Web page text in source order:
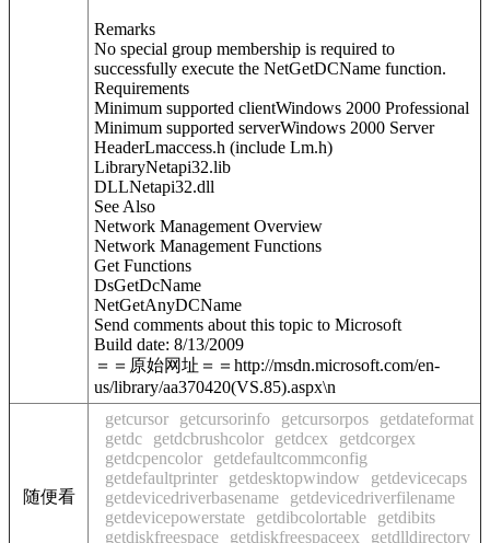
Remarks
No special group membership is required to
successfully execute the NetGetDCName function.
Requirements
Minimum supported clientWindows 2000 Professional
Minimum supported serverWindows 2000 Server
HeaderLmaccess.h (include Lm.h)
LibraryNetapi32.lib
DLLNetapi32.dll
See Also
Network Management Overview
Network Management Functions
Get Functions
DsGetDcName
NetGetAnyDCName
Send comments about this topic to Microsoft
Build date: 8/13/2009
＝＝原始网址＝＝http://msdn.microsoft.com/en-
us/library/aa370420(VS.85).aspx\n
随便看
getcursor getcursorinfo getcursorpos
getdateformat
getdc
getdcbrushcolor getdcex
getdcorgex
getdcpencolor
getdefaultcommconfig
getdefaultprinter
getdesktopwindow
getdevicecaps
getdevicedriverbasename
getdevicedriverfilename
getdevicepowerstate
getdibcolortable
getdibits
getdiskfreespace
getdiskfreespaceex getdlldirectory